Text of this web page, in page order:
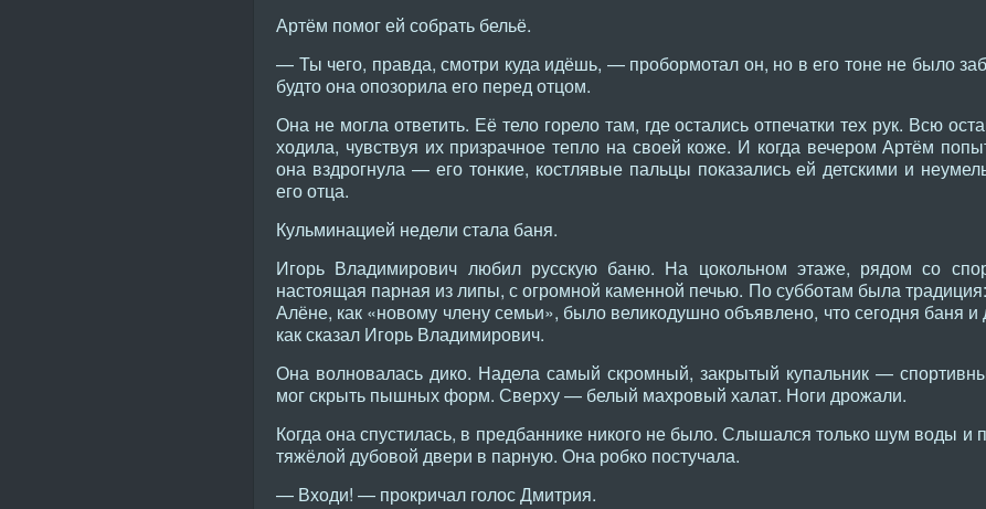
Артём помог ей собрать бельё.
— Ты чего, правда, смотри куда идёшь, — пробормотал он, но в его тоне не было
будто она опозорила его перед отцом.
Она не могла ответить. Её тело горело там, где остались отпечатки тех рук. Всю
ходила, чувствуя их призрачное тепло на своей коже. И когда вечером Артём
она вздрогнула — его тонкие, костлявые пальцы показались ей детскими и
его отца.
Кульминацией недели стала баня.
Игорь Владимирович любил русскую баню. На цокольном этаже, рядом со
настоящая парная из липы, с огромной каменной печью. По субботам была
Алёне, как «новому члену семьи», было великодушно объявлено, что сегодня баня
как сказал Игорь Владимирович.
Она волновалась дико. Надела самый скромный, закрытый купальник —
мог скрыть пышных форм. Сверху — белый махровый халат. Ноги дрожали.
Когда она спустилась, в предбаннике никого не было. Слышался только шум воды и
тяжёлой дубовой двери в парную. Она робко постучала.
— Входи! — прокричал голос Дмитрия.